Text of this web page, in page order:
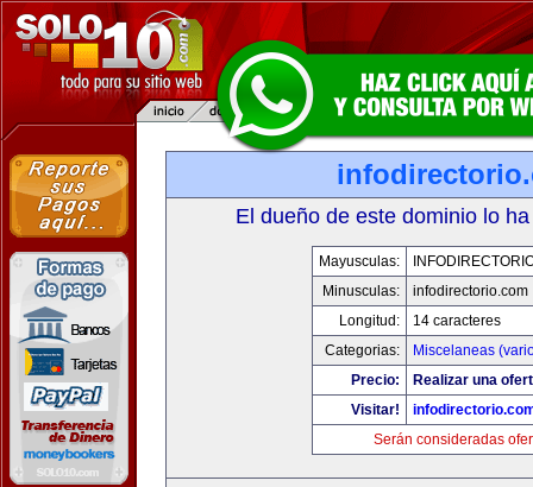
El dueño de este dominio lo
Mayusculas:
Minusculas:
infodirectorio.com
Longitud:
14 caracteres
Categorias:
Miscelaneas
Precio:
Realizar una
Visitar!
Serán consideradas